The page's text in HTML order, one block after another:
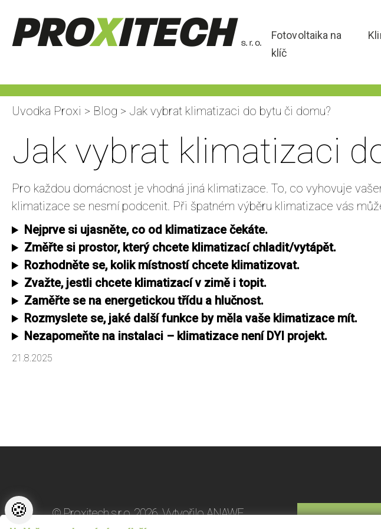
Fotovoltaika na
klíč
Uvodka Proxi > Blog > Jak vybrat klimatizaci do bytu či domu?
Jak vybrat klimatizaci
Pro každou domácnost je vhodná jiná klimatizace. To, co vyhovuje
klimatizace se nesmí podcenit. Při špatném výběru klimatizace vás
Nejprve si ujasněte, co od klimatizace čekáte.
Změřte si prostor, který chcete klimatizací chladit/vytápět.
Rozhodněte se, kolik místností chcete klimatizovat.
Zvažte, jestli chcete klimatizací v zimě i topit.
Zaměřte se na energetickou třídu a hlučnost.
Rozmyslete se, jaké další funkce by měla vaše klimatizace mít.
Nezapomeňte na instalaci – klimatizace není DYI projekt.
21.8.2025
© Proxitech s.r.o. 2026.VytvořiloANAWE
🍪